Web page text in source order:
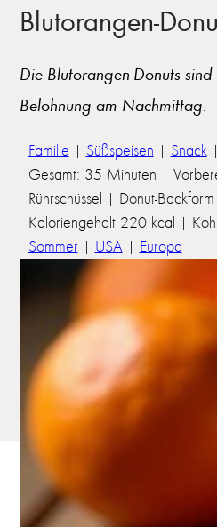
Blutorangen-
Die Blutorangen-Donuts
Belohnung am Nachmittag.
Familie | Süßspeisen | Snack|
Gesamt: 35 Minuten |
Rührschüssel | Donut-
Kaloriengehalt 220 kcal |
Sommer| USA | Europa